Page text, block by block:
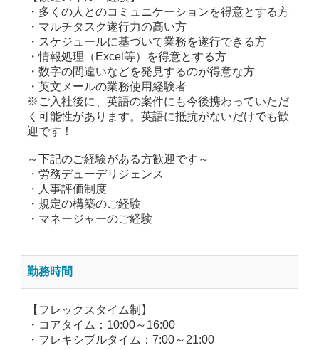
・多くの人とのコミュニケーションを得意とする方
・マルチタスク遂行力の高い方
・スケジュールに基づいて業務を遂行できる方
・情報処理（Excel等）を得意とする方
・数字の間違いなどを発見するのが得意な方
・英文メールの業務使用経験者
※ご入社後に、英語の案件にも今後携わっていただ
く可能性があります。英語に抵抗がないだけでも歓
迎です！
～下記のご経験がある方歓迎です～
・労務デューデリジェンス
・人事評価制度
・規定の構築のご経験
・マネージャーのご経験
勤務時間
【フレックスタイム制】
・コアタイム：10:00～16:00
・フレキシブルタイム：7:00～21:00